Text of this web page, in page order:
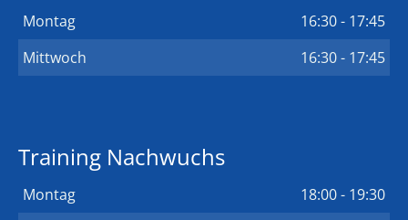
Montag
16:30 - 17:45
Mittwoch
16:30 - 17:45
Training Nachwuchs
Montag
18:00 - 19:30